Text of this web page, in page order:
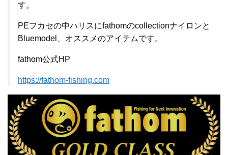
す。
PEフカセの中ハリスにfathomのcollectionナイロンと
Bluemodel、オススメのアイテムです。
fathom公式HP
https://fathom-fishing.com